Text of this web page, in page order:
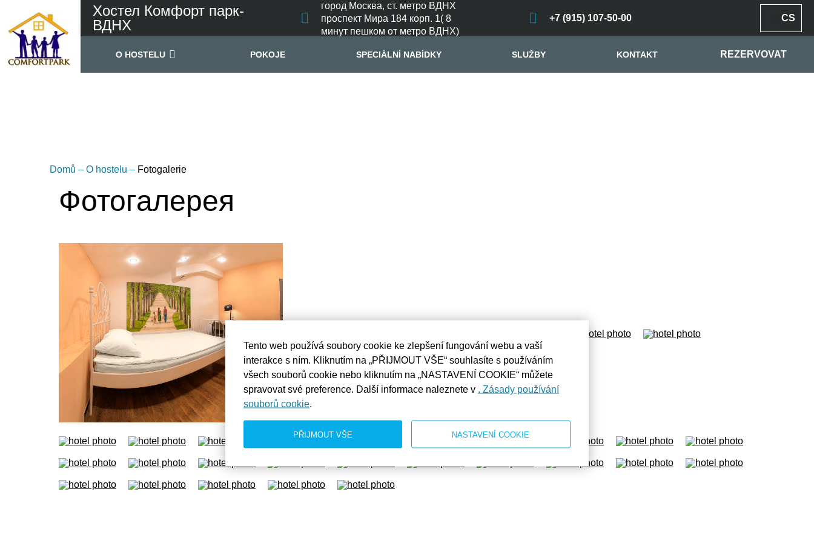
Tento web používá soubory cookie ke zlepšení fungování webu a vaší
interakce s ním. Kliknutím na „PŘIJMOUT VŠE“ souhlasíte s používáním
všech souborů cookie nebo kliknutím na „NASTAVENÍ COOKIE“ můžete
spravovat své preference. Další informace naleznete v . Zásady používání
souborů cookie.
PŘIJMOUT VŠE NASTAVENÍ COOKIE
Хостел Комфорт парк-
ВДНХ
город Москва, ст. метро ВДНХ
проспект Мира 184 корп. 1( 8
минут пешком от метро ВДНХ)
+7 (915) 107-50-00 CS
O HOSTELU POKOJE SPECIÁLNÍ NABÍDKY SLUŽBY KONTAKT REZERVOVAT
Domů – O hostelu – Fotogalerie
Фотогалерея